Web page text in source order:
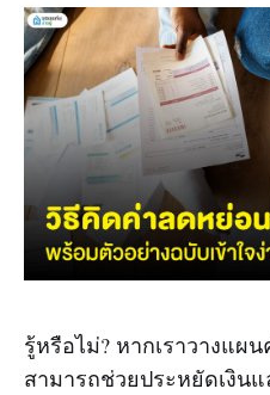
รู้หรือไม่? หากเราวางแผ
สามารถช่วยประหยัดเงิน